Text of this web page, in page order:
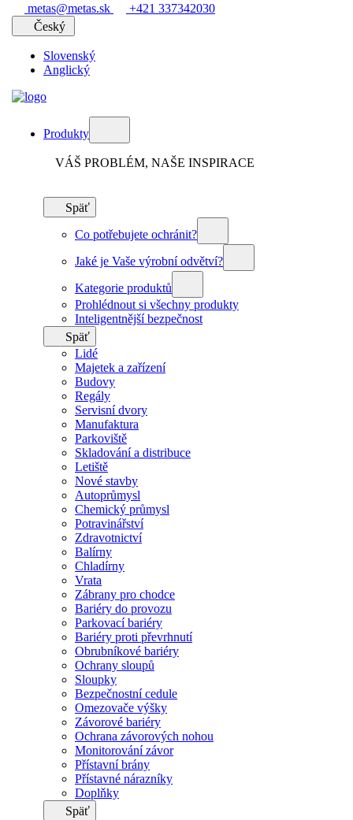
metas@metas.sk
+421 337342030
Český
Slovenský
Anglický
Produkty
VÁŠ PROBLÉM, NAŠE INSPIRACE
Späť
Co potřebujete ochránit?
Jaké je Vaše výrobní odvětví?
Kategorie produktů
Prohlédnout si všechny produkty
Inteligentnější bezpečnost
Späť
Lidé
Majetek a zařízení
Budovy
Regály
Servisní dvory
Manufaktura
Parkoviště
Skladování a distribuce
Letiště
Nové stavby
Autoprůmysl
Chemický průmysl
Potravinářství
Zdravotnictví
Balírny
Chladírny
Vrata
Zábrany pro chodce
Bariéry do provozu
Parkovací bariéry
Bariéry proti převrhnutí
Obrubníkové bariéry
Ochrany sloupů
Sloupky
Bezpečnostní cedule
Omezovače výšky
Závorové bariéry
Ochrana závorových nohou
Monitorování závor
Přístavní brány
Přístavné nárazníky
Doplňky
Späť